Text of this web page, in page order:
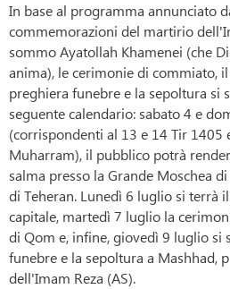
In base al programma annunciato
commemorazioni del martirio
sommo Ayatollah Khamenei (che
anima), le cerimonie di commiato,
preghiera funebre e la sepoltura si
seguente calendario: sabato 4 e
(corrispondenti al 13 e 14 Tir 1405
Muharram), il pubblico potrà
salma presso la Grande Moschea
di Teheran. Lunedì 6 luglio si terrà
capitale, martedì 7 luglio la
di Qom e, infine, giovedì 9 luglio si
funebre e la sepoltura a Mashhad,
dell'Imam Reza (AS).